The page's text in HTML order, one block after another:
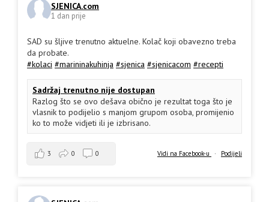
SJENICA.com
1 dan prije
SAD su šljive trenutno aktuelne. Kolač koji obavezno treba
da probate.
#kolaci #marininakuhinja #sjenica #sjenicacom #recepti
Sadržaj trenutno nije dostupan
Razlog što se ovo dešava obično je rezultat toga što je
vlasnik to podijelio s manjom grupom osoba, promijenio
ko to može vidjeti ili je izbrisano.
Vidi na Facebook-u · Podijeli
3 0 0